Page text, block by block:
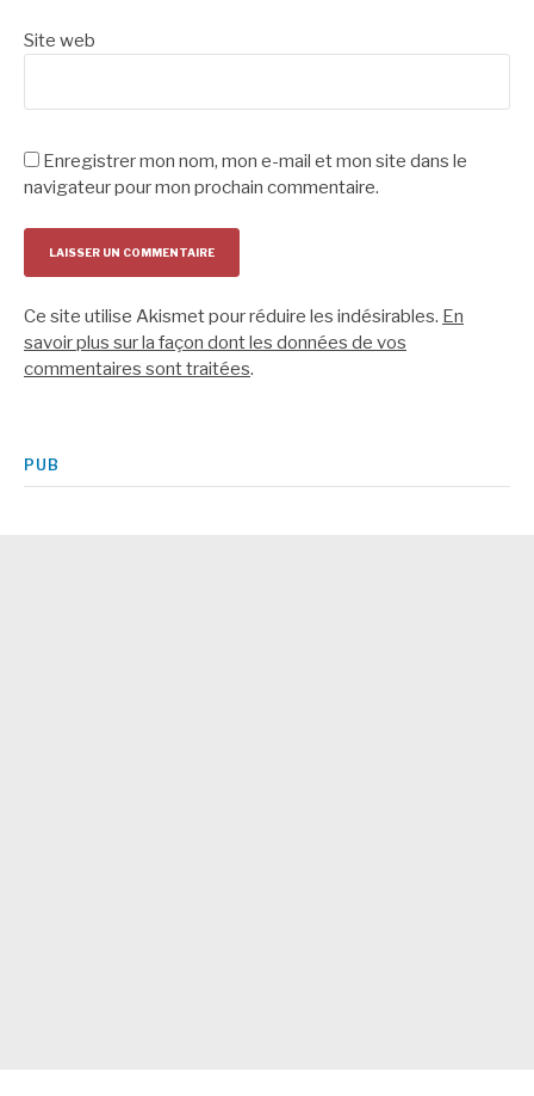
Site web
Enregistrer mon nom, mon e-mail et mon site dans le
navigateur pour mon prochain commentaire.
Ce site utilise Akismet pour réduire les indésirables. En
savoir plus sur la façon dont les données de vos
commentaires sont traitées.
PUB